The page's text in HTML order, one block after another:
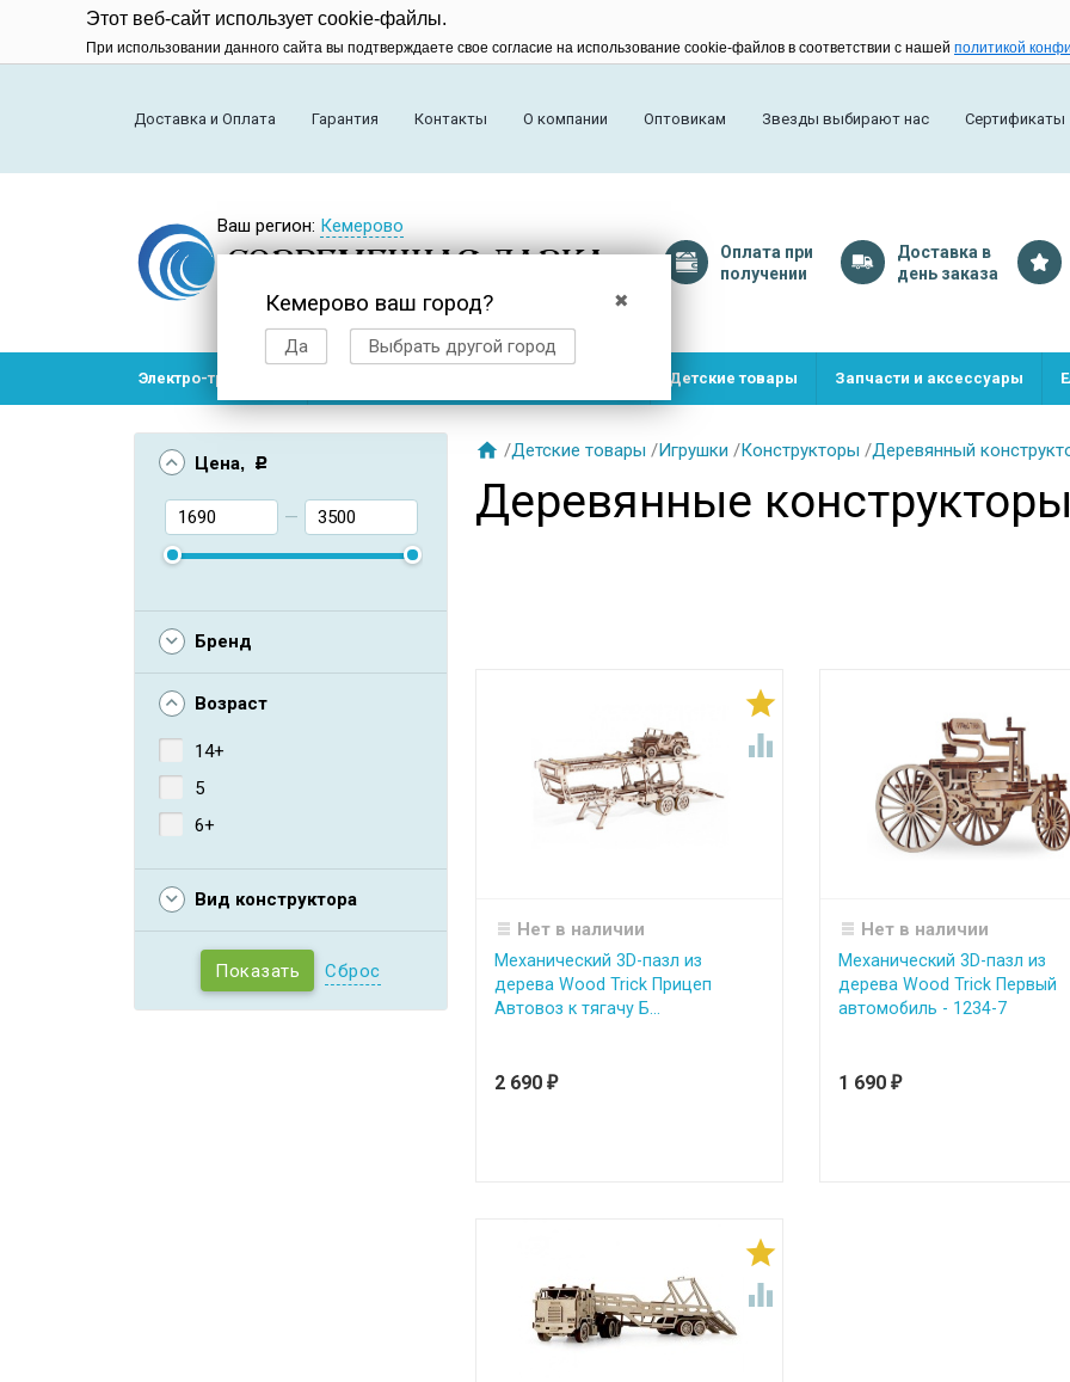
Этот веб-сайт использует cookie-файлы.
При использовании данного сайта вы подтверждаете свое согласие на использование cookie-файлов в соответствии с нашей политикой
Доставка и Оплата Гарантия Контакты О компании Оптовикам Звезды выбирают нас Сертификаты
Ваш регион: Кемерово
✖
Кемерово ваш город?
Да Выбрать другой город
Оплата при
получении
Доставка в
день заказа
Электро-транспорт Детские товары Запчасти и аксессуары
Цена , Р
—
Бренд
Возраст
14+
5
6+
Вид конструктора
Сброс
 /Детские товары /Игрушки /Конструкторы /Деревянный
Деревянные


Нет в наличии
Механический 3D-пазл из
дерева Wood Trick Прицеп
Автовоз к тягачу Б...
2 690 ₽
Нет в наличии
Механический 3D-пазл из
дерева Wood Trick Первый
автомобиль - 1234-7
1 690 ₽

